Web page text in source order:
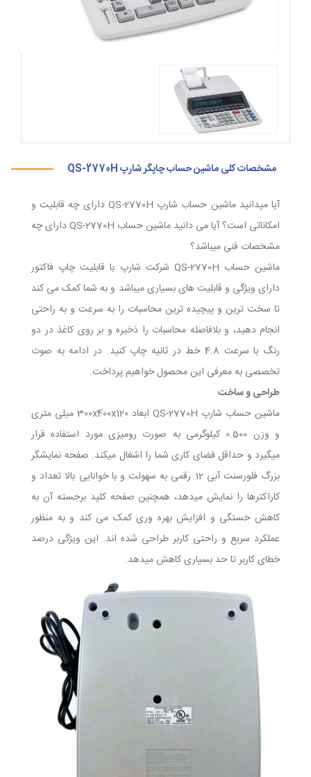
مشخصات کلی ماشین حساب چاپگر شارپ QS-2770H
آیا میدانید ماشین حساب شارپ QS-2770H دارای چه قابلیت و
امکاناتی است؟ آیا می دانید ماشین حساب QS-2770H دارای چه
مشخصات فنی میباشد؟
ماشین حساب QS-2770H شرکت شارپ با قابلیت چاپ فاکتور
دارای ویژگی و قابلیت های بسیاری میباشد و به شما کمک می کند
تا سخت ترین و پیچیده ترین محاسبات را به سرعت و به راحتی
انجام دهید، و بلافاصله محاسبات را ذخیره و بر روی کاغذ در دو
رنگ با سرعت 4.8 خط در ثانیه چاپ کنید. در ادامه به صوت
تخصصی به معرفی این محصول خواهیم پرداخت.
طراحی و ساخت
ماشین حساب شارپ QS-2770H ابعاد 300x400x120 میلی متری
و وزن 0.500 کیلوگرمی به صورت رومیزی مورد استفاده قرار
میگیرد و حداقل فضای کاری شما را اشغال میکند. صفحه نمایشگر
بزرگ فلورسنت آبی 12 رقمی به سهولت و با خوانایی بالا تعداد و
کاراکترها را نمایش میدهد، همچنین صفحه کلید برجسته آن به
کاهش خستگی و افزایش بهره وری کمک می کند و به منظور
عملکرد سریع و راحتی کاربر طراحی شده اند. این ویژگی درصد
خطای کاربر تا حد بسیاری کاهش میدهد.